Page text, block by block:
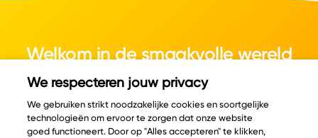
Welkom in de smaakvolle wereld
van kaas.
We respecteren jouw privacy
We gebruiken strikt noodzakelijke cookies en soortgelijke
technologieën om ervoor te zorgen dat onze website
goed functioneert. Door op "Alles accepteren" te klikken,